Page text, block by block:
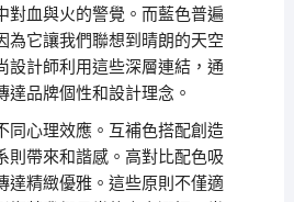
對血與火的警覺。而藍色普遍
為它讓我們聯想到晴朗的天空
設計師利用這些深層連結，通
達品牌個性和設計理念。
同心理效應。互補色搭配創造
則帶來和諧感。高對比配色吸
達精緻優雅。這些原則不僅適